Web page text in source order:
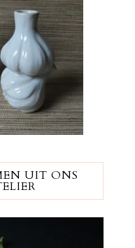
UIT ONS